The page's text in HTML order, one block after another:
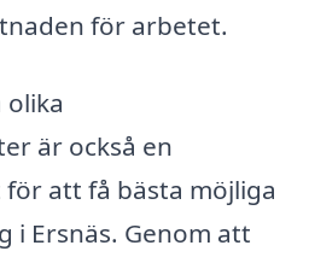
för arbetet.
är också en
att få bästa möjliga
i Ersnäs. Genom att